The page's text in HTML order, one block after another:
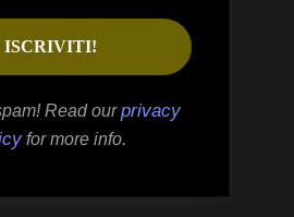
Read ourprivacy
for more info.